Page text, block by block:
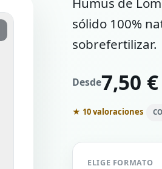
sólido 100%
sobrefertilizar.
Desde7,50 €
★ 10 valoraciones
ELIGE FORMATO